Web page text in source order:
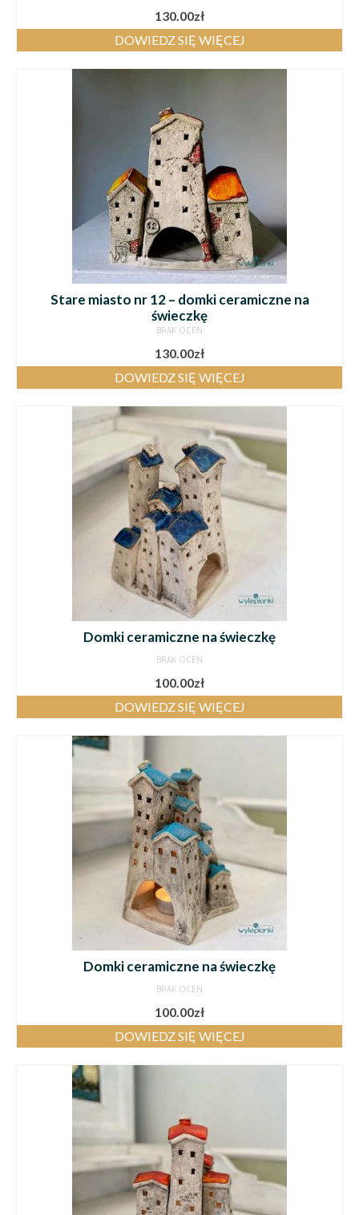
130.00zł
DOWIEDZ SIĘ WIĘCEJ
Stare miasto nr 12 – domki ceramiczne na
świeczkę
BRAK OCEN
130.00zł
DOWIEDZ SIĘ WIĘCEJ
Domki ceramiczne na świeczkę
BRAK OCEN
100.00zł
DOWIEDZ SIĘ WIĘCEJ
Domki ceramiczne na świeczkę
BRAK OCEN
100.00zł
DOWIEDZ SIĘ WIĘCEJ